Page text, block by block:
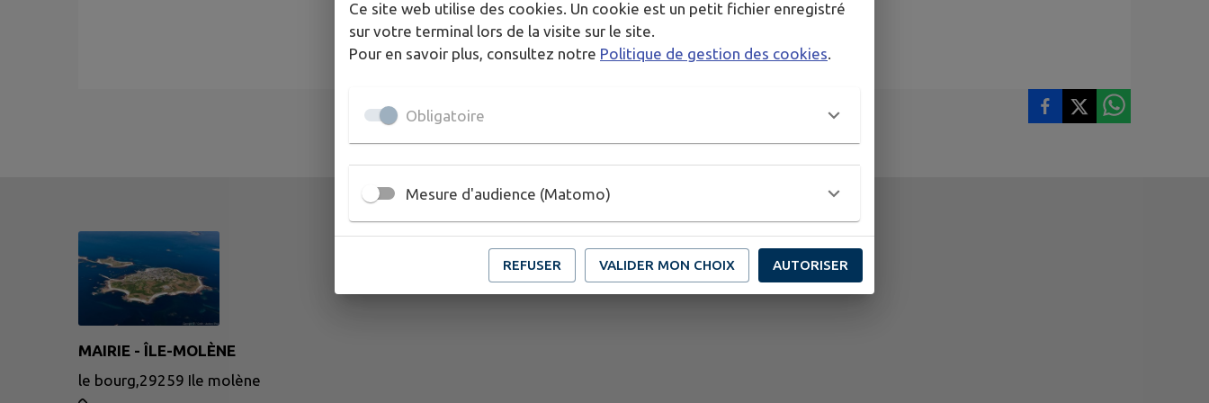
MAIRIE - ÎLE-MOLÈNE
le bourg,29259 Ile molène
Ce site web utilise des cookies. Un cookie est un petit fichier enregistré
sur votre terminal lors de la visite sur le site.
Pour en savoir plus, consultez notre Politique de gestion des cookies.
Obligatoire
Mesure d'audience (Matomo)
REFUSER VALIDER MON CHOIX AUTORISER